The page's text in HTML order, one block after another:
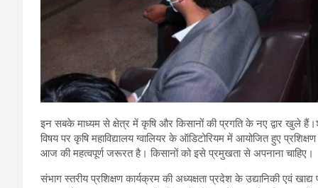
इन सबके माध्यम से क्षेत्र में कृषि और किसानों की प्रगति के नए द्वार खुले
विषय पर कृषि महाविद्यालय ग्वालियर के ऑडिटोरियम में आयोजित हुए
आज की महत्वपूर्ण जरूरत है। किसानों को इसे प्रमुखता से अपनाना चाहिए।
संभाग स्तरीय प्रशिक्षण कार्यक्रम की अध्यक्षता प्रदेश के उद्यानिकी एवं